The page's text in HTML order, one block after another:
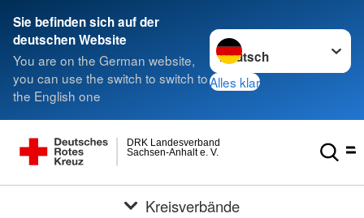
Sie befinden sich auf der
deutschen Website
You are on the German website,
you can use the switch to switch to
the English one
Sprache wechseln zu
Alles klar
Sachsen-Anhalt e. V.
DRK Landesverband
Kreisverbände